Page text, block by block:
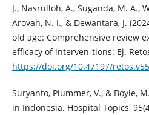
J., Nasrulloh, A., Suganda, M. A.,
Arovah, N. I., & Dewantara, J.
old age: Comprehensive review
efficacy of interven-tions: Ej.
https://doi.org/10.47197/
Suryanto, Plummer, V., & Boyle,
in Indonesia. Hospital Topics,